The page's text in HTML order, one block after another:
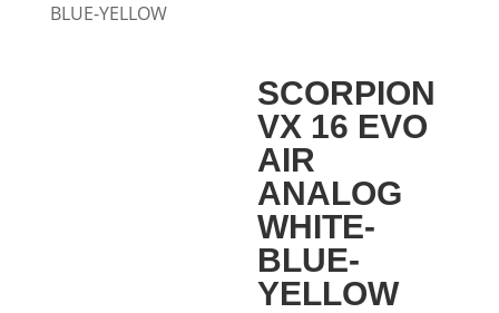
BLUE-YELLOW
SCORPION
VX 16 EVO
AIR
ANALOG
WHITE-
BLUE-
YELLOW